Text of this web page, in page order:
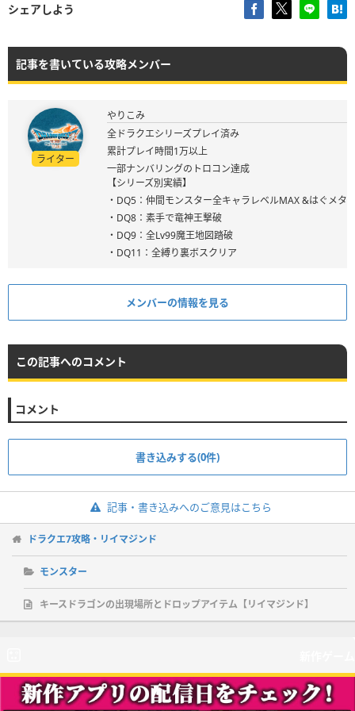
シェアしよう
記事を書いている攻略メンバー
ライター
やりこみ
全ドラクエシリーズプレイ済み
累計プレイ時間1万以上
一部ナンバリングのトロコン達成
【シリーズ別実績】
・DQ5：仲間モンスター全キャラレベルMAX &はぐメタ
・DQ8：素手で竜神王撃破
・DQ9：全Lv99魔王地図踏破
・DQ11：全縛り裏ボスクリア
メンバーの情報を見る
この記事へのコメント
コメント
書き込みする(0件)
記事・書き込みへのご意見はこちら
ドラクエ7攻略・リイマジンド
モンスター
キースドラゴンの出現場所とドロップアイテム【リイマジンド】